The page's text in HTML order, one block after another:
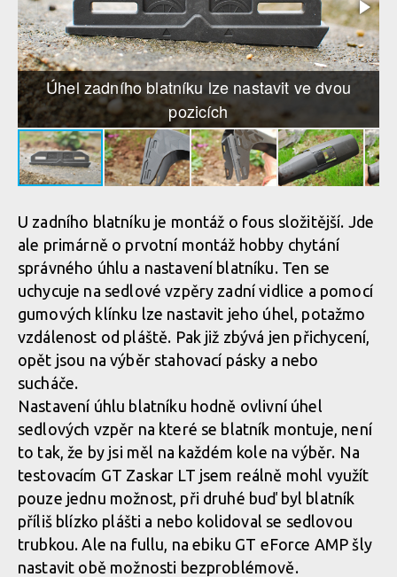
Úhel zadního blatníku lze nastavit ve dvou
pozicích
U zadního blatníku je montáž o fous složitější. Jde
ale primárně o prvotní montáž hobby chytání
správného úhlu a nastavení blatníku. Ten se
uchycuje na sedlové vzpěry zadní vidlice a pomocí
gumových klínku lze nastavit jeho úhel, potažmo
vzdálenost od pláště. Pak již zbývá jen přichycení,
opět jsou na výběr stahovací pásky a nebo
sucháče.
Nastavení úhlu blatníku hodně ovlivní úhel
sedlových vzpěr na které se blatník montuje, není
to tak, že by jsi měl na každém kole na výběr. Na
testovacím GT Zaskar LT jsem reálně mohl využít
pouze jednu možnost, při druhé buď byl blatník
příliš blízko plášti a nebo kolidoval se sedlovou
trubkou. Ale na fullu, na ebiku GT eForce AMP šly
nastavit obě možnosti bezproblémově.